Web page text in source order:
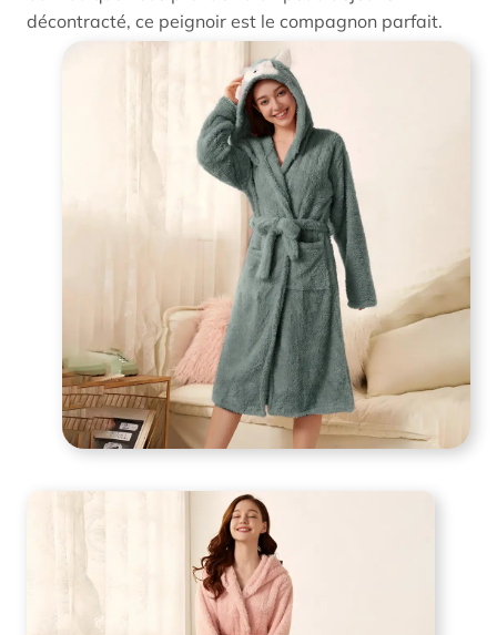
décontracté, ce peignoir est le compagnon parfait.